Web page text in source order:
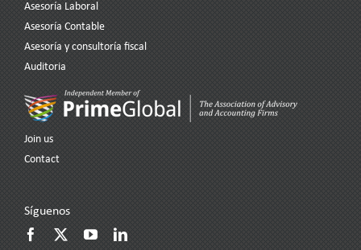
Asesoría Laboral
Asesoría Contable
Asesoría y consultoría fiscal
Auditoria
Join us
Contact
Síguenos